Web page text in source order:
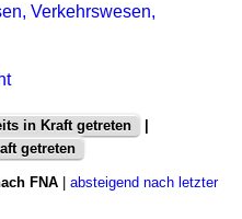
Verkehrswesen,
in Kraft getreten
|
getreten
FNA |absteigend nach letzter